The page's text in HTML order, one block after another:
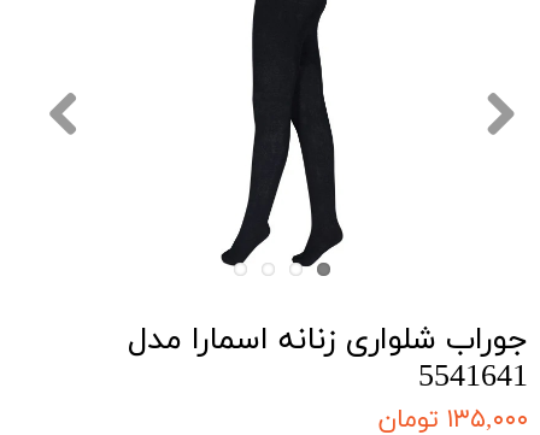
جوراب شلواری زنانه اسمارا مدل
5541641
۱۳۵,۰۰۰ تومان